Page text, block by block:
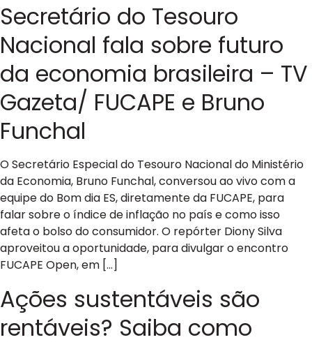
Secretário do Tesouro
Nacional fala sobre futuro
da economia brasileira – TV
Gazeta/ FUCAPE e Bruno
Funchal
O Secretário Especial do Tesouro Nacional do Ministério
da Economia, Bruno Funchal, conversou ao vivo com a
equipe do Bom dia ES, diretamente da FUCAPE, para
falar sobre o índice de inflação no país e como isso
afeta o bolso do consumidor. O repórter Diony Silva
aproveitou a oportunidade, para divulgar o encontro
FUCAPE Open, em […]
Ações sustentáveis são
rentáveis? Saiba como